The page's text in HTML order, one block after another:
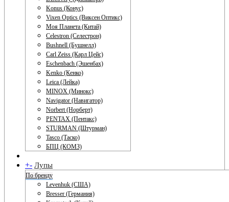
Konus (Конус)
Vixen Optics (Виксен Оптикс)
Моя Планета (Китай)
Celestron (Селестрон)
Bushnell (Бушнелл)
Carl Zeiss (Карл Цейс)
Eschenbach (Эшенбах)
Kenko (Кенко)
Leica (Лейка)
MINOX (Минокс)
Navigator (Навигатор)
Norbert (Норберт)
PENTAX (Пентакс)
STURMAN (Штурман)
Tasco (Таско)
БПЦ (КОМЗ)
+- Лупы
По бренду
Levenhuk (США)
Bresser (Германия)